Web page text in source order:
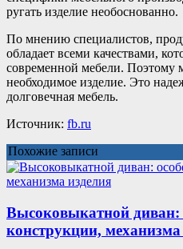
ругать изделие необоснованно.
По мнению специалистов,
обладает всеми качествами,
современной мебели. Поэтому
необходимое изделие. Это
долговечная мебель.
Источник: fb.ru
Похожие записи
Высоковыкатной диван:
конструкции, механизма